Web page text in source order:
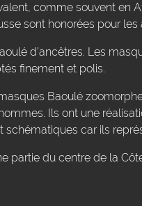
comme souvent en
sont honorées pour
d’ancêtres. Les
finement et polis.
Baoulé
Ils ont une
car ils
partie du centre de la